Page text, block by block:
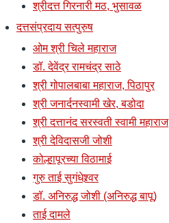
श्रीदत्त गिरनारी मठ, भुसावळ
दत्तसंप्रदाय सत्पुरुष
ओम श्री चिले महाराज
डॉ. देवेंद्र रामचंद्र साठे
श्री गोपालबाबा महाराज, पिठापुर
श्री जनार्दनस्वामी खेर, बडोदा
श्री दत्तानंद सरस्वती स्वामी महाराज
श्री देविदासजी जोशी
कोल्हापूरच्या विठामाई
गुरु ताई सुगंधेश्र्वर
डॉ. अनिरुद्ध जोशी (अनिरुद्ध बापू)
ताई दामले